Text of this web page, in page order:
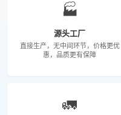
🏭
源头工厂
直接生产，无中间环节，价格更优
惠，品质更有保障
🚛